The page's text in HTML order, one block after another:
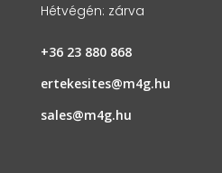
Hétvégén: zárva
+36 23 880 868
ertekesites@m4g.hu
sales@m4g.hu